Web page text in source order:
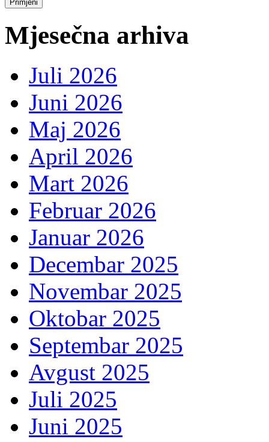
Mjesečna arhiva
Juli 2026
Juni 2026
Maj 2026
April 2026
Mart 2026
Februar 2026
Januar 2026
Decembar 2025
Novembar 2025
Oktobar 2025
Septembar 2025
Avgust 2025
Juli 2025
Juni 2025